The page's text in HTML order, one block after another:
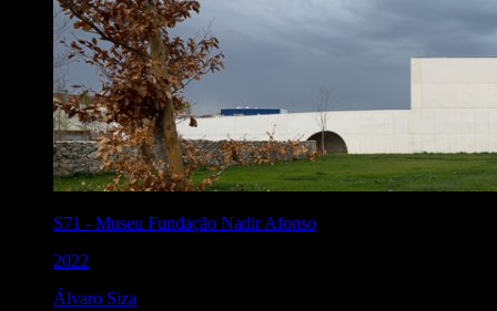
S71 - Museu Fundação Nadir Afonso
2022
Álvaro Siza